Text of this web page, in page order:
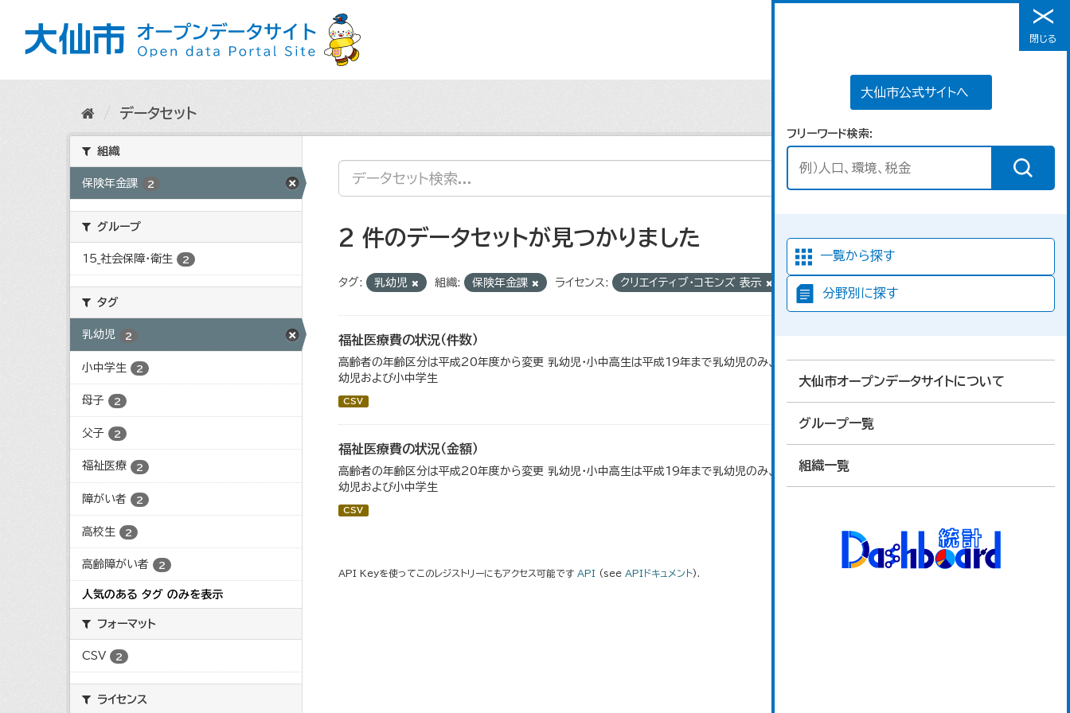
メニュー
大仙市公式サイトへ
フリーワード検索
一覧から探す
分野別に探す
大仙市オープンデータサイトについて
グループ一覧
組織一覧
閉じる
データセット
組織
保険年金課 2
グループ
15_社会保障・衛生 2
タグ
乳幼児 2
小中学生 2
母子 2
父子 2
福祉医療 2
障がい者 2
高校生 2
高齢障がい者 2
人気のある タグ のみを表示
フォーマット
CSV 2
ライセンス
2 件のデータセットが見つかりました
タグ: 乳幼児 組織: 保険年金課 ライセンス: クリエイティブ・コモンズ 表示
福祉医療費の状況（件数）
高齢者の年齢区分は平成20年度から変更 乳幼児・小中高生は平成19年まで乳幼児のみ、平成20年度から令和元年度までは乳
幼児および小中学生
CSV
福祉医療費の状況（金額）
高齢者の年齢区分は平成20年度から変更 乳幼児・小中高生は平成19年まで乳幼児のみ、平成20年度から令和元年度までは乳
幼児および小中学生
CSV
API Keyを使ってこのレジストリーにもアクセス可能です API (see APIドキュメント).